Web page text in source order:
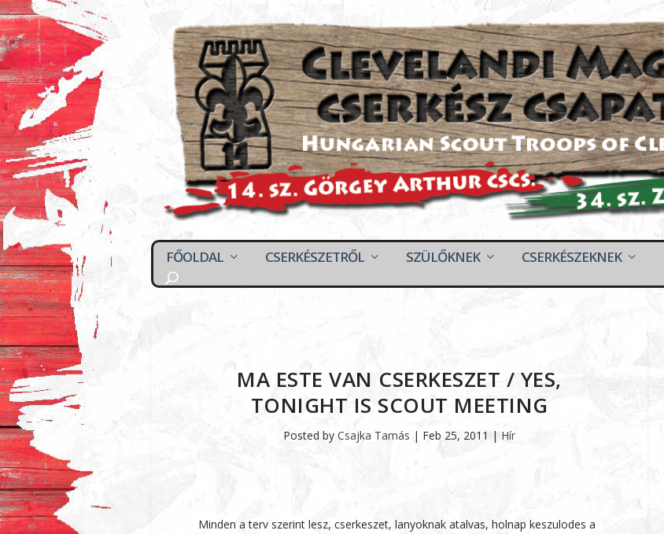
FŐOLDAL CSERKÉSZETRŐL SZÜLŐKNEK CSERKÉSZEKNEK
MA ESTE VAN CSERKESZET / YES,
TONIGHT IS SCOUT MEETING
Posted byCsajka Tamás | Feb 25, 2011 | Hír
Minden a terv szerint lesz, cserkeszet, lanyoknak atalvas, holnap keszulodes a